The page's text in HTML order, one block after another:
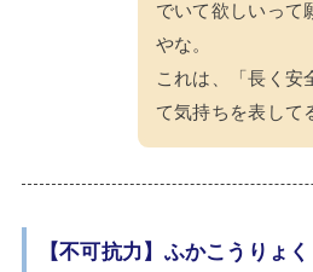
でいて欲しいって
やな。
これは、「長く安
て気持ちを表して
【不可抗力】ふかこうりょく